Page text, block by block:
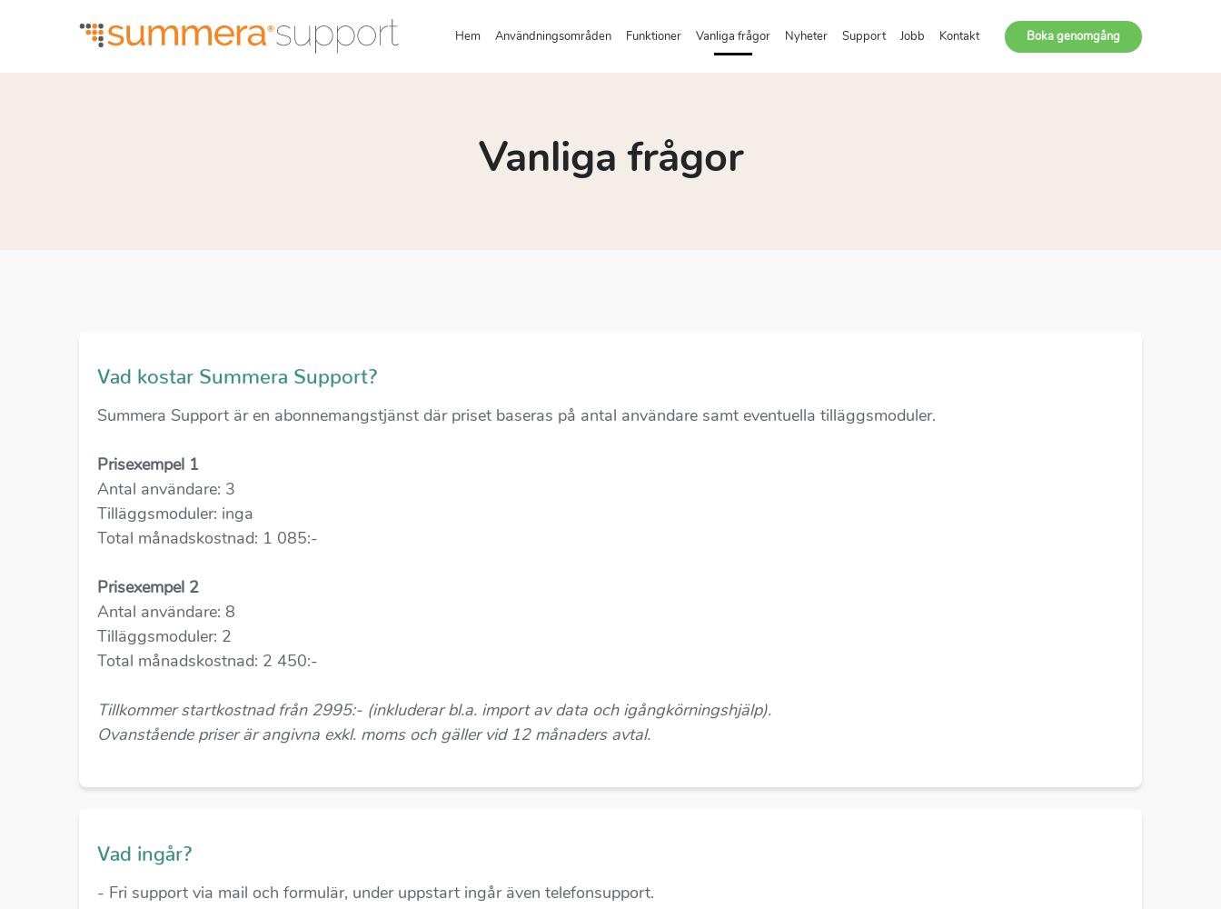
Hem Användningsområden Funktioner Vanliga frågor Nyheter Support Jobb Kontakt Boka genomgång
Vanliga frågor
Vad kostar Summera Support?
Summera Support är en abonnemangstjänst där priset baseras på antal användare samt eventuella tilläggsmoduler.
Prisexempel 1
Antal användare: 3
Tilläggsmoduler: inga
Total månadskostnad: 1 085:-
Prisexempel 2
Antal användare: 8
Tilläggsmoduler: 2
Total månadskostnad: 2 450:-
Tillkommer startkostnad från 2995:- (inkluderar bl.a. import av data och igångkörningshjälp).
Ovanstående priser är angivna exkl. moms och gäller vid 12 månaders avtal.
Vad ingår?
- Fri support via mail och formulär, under uppstart ingår även telefonsupport.